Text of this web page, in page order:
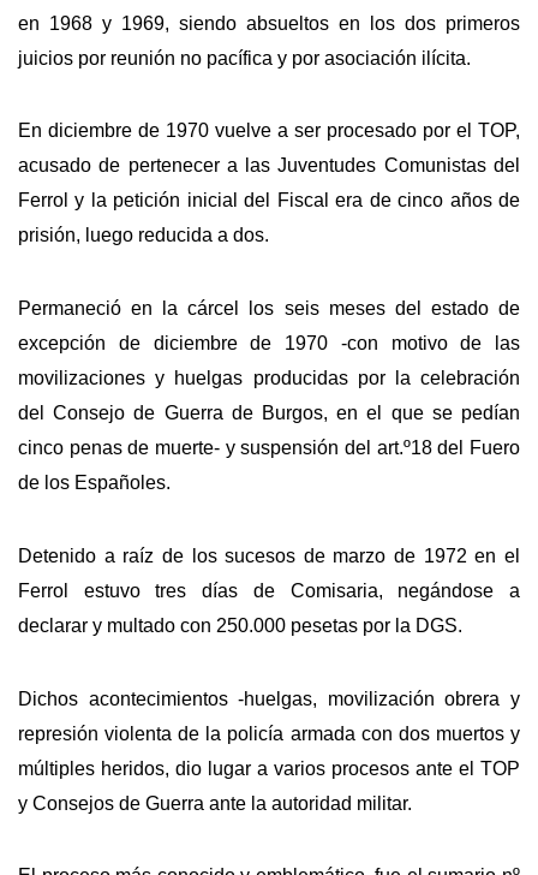
en 1968 y 1969, siendo absueltos en los dos primeros
juicios por reunión no pacífica y por asociación ilícita.
En diciembre de 1970 vuelve a ser procesado por el TOP,
acusado de pertenecer a las Juventudes Comunistas del
Ferrol y la petición inicial del Fiscal era de cinco años de
prisión, luego reducida a dos.
Permaneció en la cárcel los seis meses del estado de
excepción de diciembre de 1970 -con motivo de las
movilizaciones y huelgas producidas por la celebración
del Consejo de Guerra de Burgos, en el que se pedían
cinco penas de muerte- y suspensión del art.º18 del Fuero
de los Españoles.
Detenido a raíz de los sucesos de marzo de 1972 en el
Ferrol estuvo tres días de Comisaria, negándose a
declarar y multado con 250.000 pesetas por la DGS.
Dichos acontecimientos -huelgas, movilización obrera y
represión violenta de la policía armada con dos muertos y
múltiples heridos, dio lugar a varios procesos ante el TOP
y Consejos de Guerra ante la autoridad militar.